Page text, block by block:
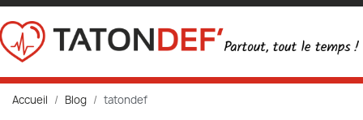
Accueil Blog tatondef